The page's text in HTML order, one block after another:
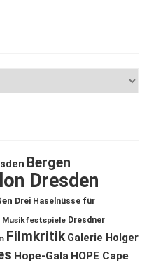
Bergen
Dresden
Drei Haselnüsse für
Musikfestspiele Dresdner
Filmkritik Galerie Holger
Hope-Gala HOPE Cape